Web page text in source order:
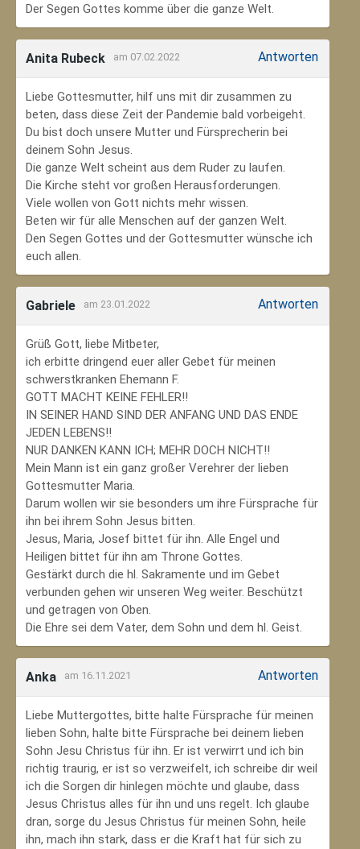
Der Segen Gottes komme über die ganze Welt.
Anita Rubeck am 07.02.2022 Antworten
Liebe Gottesmutter, hilf uns mit dir zusammen zu
beten, dass diese Zeit der Pandemie bald vorbeigeht.
Du bist doch unsere Mutter und Fürsprecherin bei
deinem Sohn Jesus.
Die ganze Welt scheint aus dem Ruder zu laufen.
Die Kirche steht vor großen Herausforderungen.
Viele wollen von Gott nichts mehr wissen.
Beten wir für alle Menschen auf der ganzen Welt.
Den Segen Gottes und der Gottesmutter wünsche ich
euch allen.
Gabriele am 23.01.2022 Antworten
Grüß Gott, liebe Mitbeter,
ich erbitte dringend euer aller Gebet für meinen
schwerstkranken Ehemann F.
GOTT MACHT KEINE FEHLER!!
IN SEINER HAND SIND DER ANFANG UND DAS ENDE
JEDEN LEBENS!!
NUR DANKEN KANN ICH; MEHR DOCH NICHT!!
Mein Mann ist ein ganz großer Verehrer der lieben
Gottesmutter Maria.
Darum wollen wir sie besonders um ihre Fürsprache für
ihn bei ihrem Sohn Jesus bitten.
Jesus, Maria, Josef bittet für ihn. Alle Engel und
Heiligen bittet für ihn am Throne Gottes.
Gestärkt durch die hl. Sakramente und im Gebet
verbunden gehen wir unseren Weg weiter. Beschützt
und getragen von Oben.
Die Ehre sei dem Vater, dem Sohn und dem hl. Geist.
Anka am 16.11.2021 Antworten
Liebe Muttergottes, bitte halte Fürsprache für meinen
lieben Sohn, halte bitte Fürsprache bei deinem lieben
Sohn Jesu Christus für ihn. Er ist verwirrt und ich bin
richtig traurig, er ist so verzweifelt, ich schreibe dir weil
ich die Sorgen dir hinlegen möchte und glaube, dass
Jesus Christus alles für ihn und uns regelt. Ich glaube
dran, sorge du Jesus Christus für meinen Sohn‚ heile
ihn, mach ihn stark, dass er die Kraft hat für sich zu